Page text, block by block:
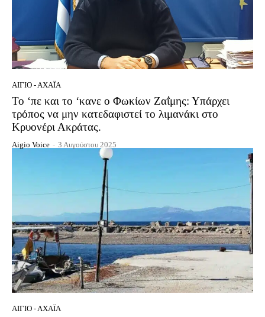
ΑΊΓΙΟ - ΑΧΑΪ́Α
Το ‘πε και το ‘κανε ο Φωκίων Ζαΐμης: Υπάρχει
τρόπος να μην κατεδαφιστεί το λιμανάκι στο
Κρυονέρι Ακράτας.
Aigio Voice - 3 Αυγούστου 2025
ΑΊΓΙΟ - ΑΧΑΪ́Α